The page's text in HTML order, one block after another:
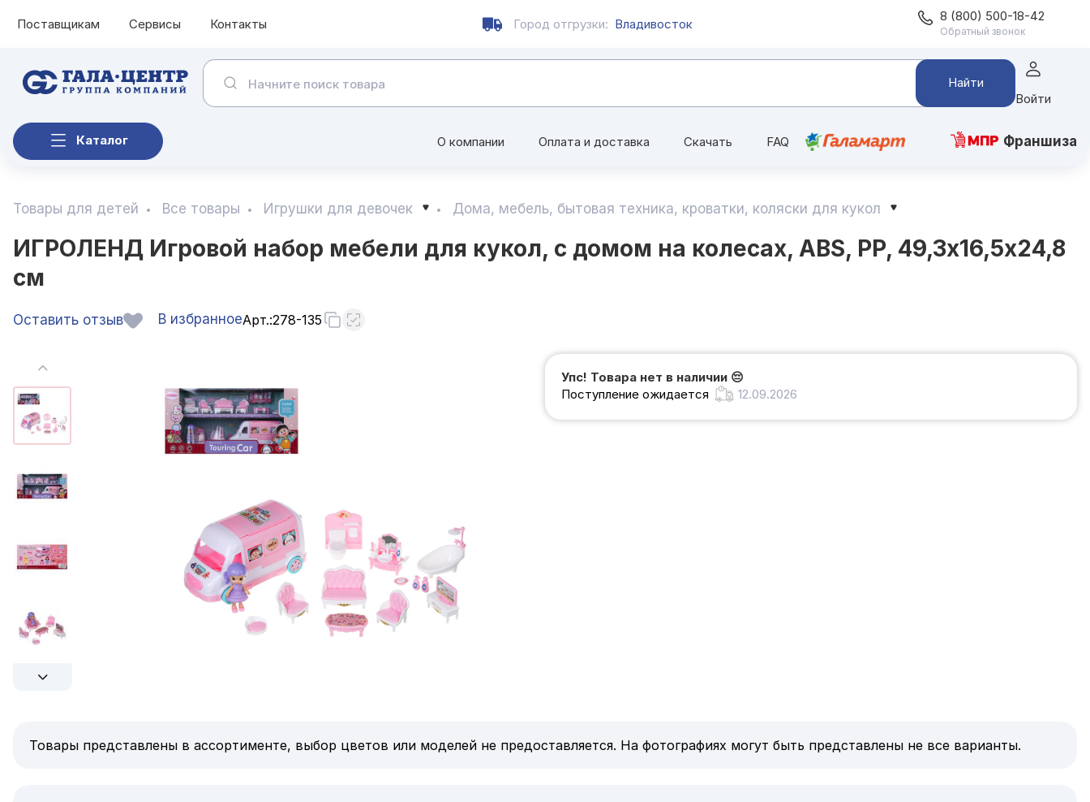
Поставщикам Сервисы Контакты Город отгрузки: Владивосток 8 (800) 500-18-42
Обратный звонок
Найти
Войти
Каталог О компании Оплата и доставка Скачать FAQ Франшиза
Товары для детей Все товары Игрушки для девочек Дома, мебель, бытовая техника, кроватки, коляски для кукол
ИГРОЛЕНД Игровой набор мебели для кукол, с домом на колесах, ABS, PP, 49,3х16,5х24,8
см
Оставить отзыв В избранноеАрт.:278-135
Упс! Товара нет в наличии 😔
Поступление ожидается
12.09.2026
Товары представлены в ассортименте, выбор цветов или моделей не предоставляется. На фотографиях могут быть представлены не все варианты.